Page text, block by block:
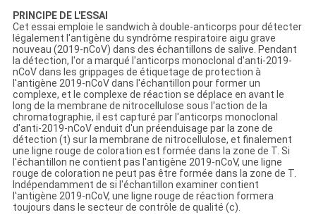
PRINCIPE DE L'ESSAI
Cet essai emploie le sandwich à double-anticorps pour détecter
légalement l'antigène du syndrôme respiratoire aigu grave
nouveau (2019-nCoV) dans des échantillons de salive. Pendant
la détection, l'or a marqué l'anticorps monoclonal d'anti-2019-
nCoV dans les grippages de étiquetage de protection à
l'antigène 2019-nCoV dans l'échantillon pour former un
complexe, et le complexe de réaction se déplace en avant le
long de la membrane de nitrocellulose sous l'action de la
chromatographie, il est capturé par l'anticorps monoclonal
d'anti-2019-nCoV enduit d'un préenduisage par la zone de
détection (t) sur la membrane de nitrocellulose, et finalement
une ligne rouge de coloration est formée dans la zone de T. Si
l'échantillon ne contient pas l'antigène 2019-nCoV, une ligne
rouge de coloration ne peut pas être formée dans la zone de T.
Indépendamment de si l'échantillon examiner contient
l'antigène 2019-nCoV, une ligne rouge de réaction formera
toujours dans le secteur de contrôle de qualité (c).